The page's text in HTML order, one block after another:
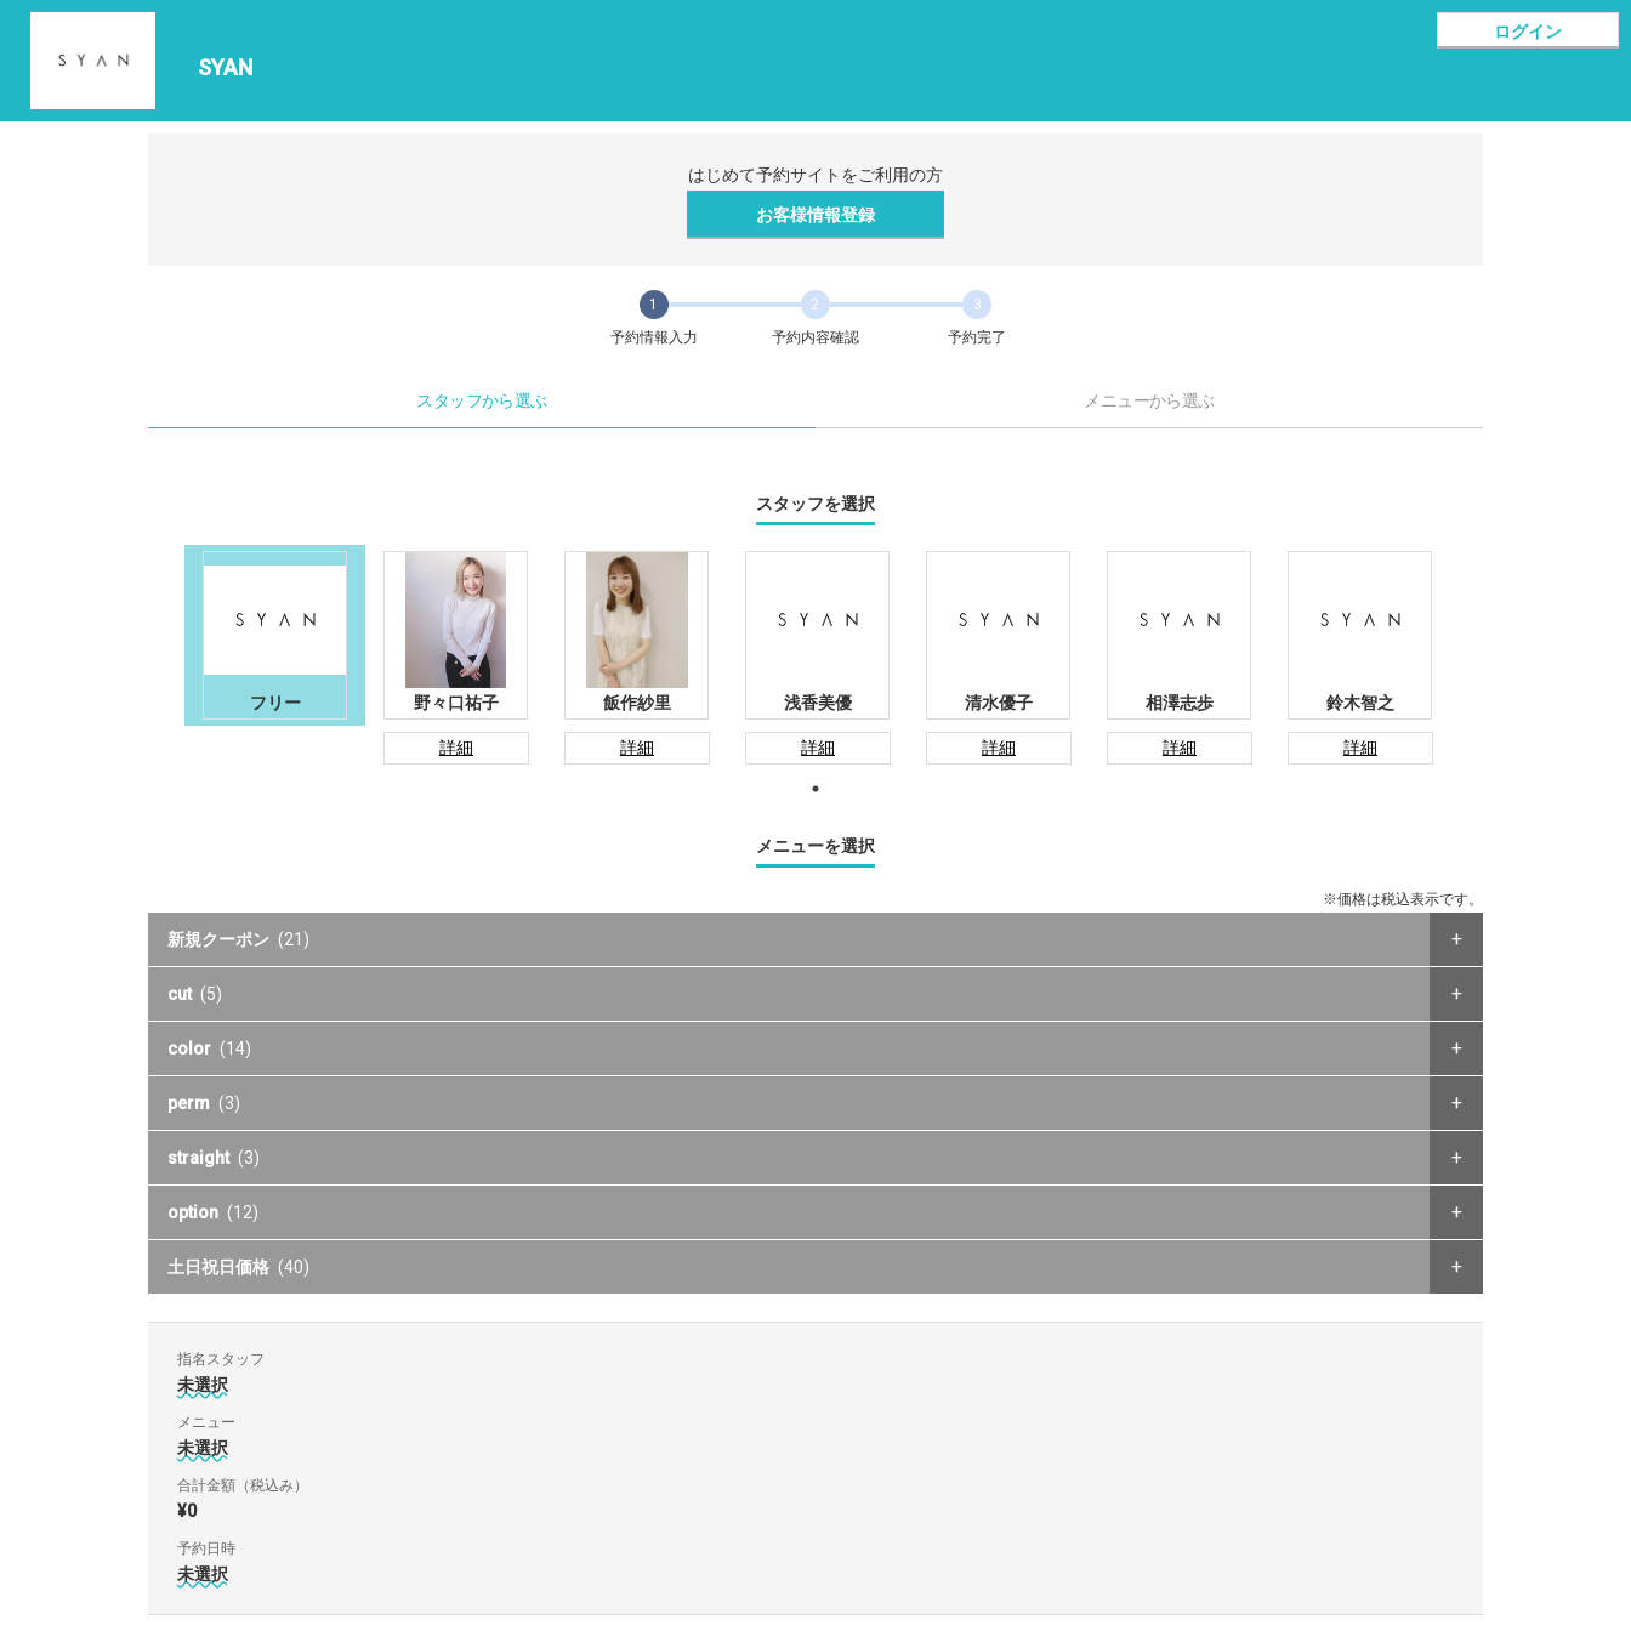
ログイン
SYAN
はじめて予約サイトをご利用の方
お客様情報登録
1
予約情報入力
2
予約内容確認
3
予約完了
スタッフから選ぶ メニューから選ぶ
スタッフを選択
フリー 野々口祐子
詳細
飯作紗里
詳細
浅香美優
詳細
清水優子
詳細
相澤志歩
詳細
鈴木智之
詳細
メニューを選択
※価格は税込表示です。
新規クーポン (21)
cut (5)
color (14)
perm (3)
straight (3)
option (12)
土日祝日価格 (40)
指名スタッフ
未選択
メニュー
未選択
合計金額（税込み）
¥0
予約日時
未選択